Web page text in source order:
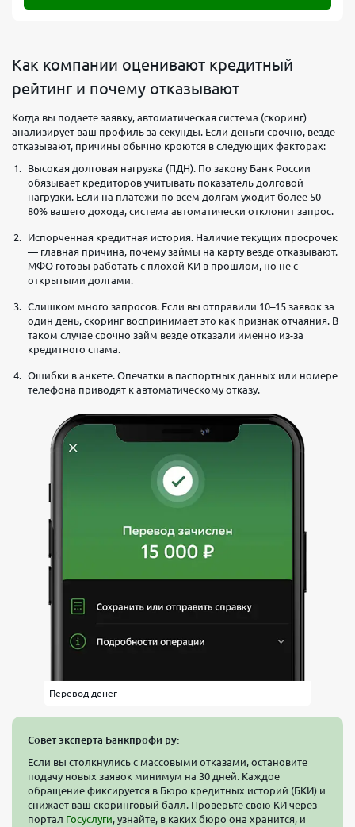
Как компании оценивают кредитный
рейтинг и почему отказывают
Когда вы подаете заявку, автоматическая система (скоринг)
анализирует ваш профиль за секунды. Если деньги срочно, везде
отказывают, причины обычно кроются в следующих факторах:
Высокая долговая нагрузка (ПДН). По закону Банк России
обязывает кредиторов учитывать показатель долговой
нагрузки. Если на платежи по всем долгам уходит более 50–
80% вашего дохода, система автоматически отклонит запрос.
Испорченная кредитная история. Наличие текущих просрочек
— главная причина, почему займы на карту везде отказывают.
МФО готовы работать с плохой КИ в прошлом, но не с
открытыми долгами.
Слишком много запросов. Если вы отправили 10–15 заявок за
один день, скоринг воспринимает это как признак отчаяния. В
таком случае срочно займ везде отказали именно из-за
кредитного спама.
Ошибки в анкете. Опечатки в паспортных данных или номере
телефона приводят к автоматическому отказу.
Перевод денег
Совет эксперта Банкпрофи ру:
Если вы столкнулись с массовыми отказами, остановите
подачу новых заявок минимум на 30 дней. Каждое
обращение фиксируется в Бюро кредитных историй (БКИ) и
снижает ваш скоринговый балл. Проверьте свою КИ через
портал Госуслуги, узнайте, в каких бюро она хранится, и